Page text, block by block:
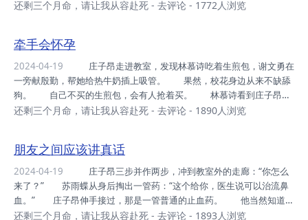
左等右等，没等到女孩的回复。 庄子昂只好去打了盆水，做起了卫
后，庄子昂满怀期待地拿起手机，却依然没有收到苏雨蝶的回复。
大晚上的，忙什么呢？ 他盯着屏幕看了十几秒，终于将心一横，打
了个电话过去。 对不起，您所拨打的电话不在服务区，请稍后再
拨。 SOrry！The SUbSCribe...
还剩三个月命，请让我从容赴死 - 去评论 - 1772人浏览
牵手会怀孕
2024-04-19
一旁献殷勤，帮她给热牛奶插上吸管。 果然，校花身边从来不缺舔
狗。 自己不买的生煎包，会有人抢着买。 林慕诗看到庄子昂，
神情有些不自然，她开口道：“庄子昂，我说我不要，谢文勇非要给我
明明是同一家店的生煎包，总感觉以前庄子昂买的好吃一些。 林
慕诗每天上学放学，有专门的司机接送。 她刚才路过校门外的公交
站，从车窗看到过庄子昂，当时他手里端着两杯豆浆。 林大校花以
为，其中有一杯，肯定是给她买的。 岂料此时...
还剩三个月命，请让我从容赴死 - 去评论 - 1890人浏览
朋友之间应该讲真话
2024-04-19
来了？” 苏雨蝶从身后掏出一管药：“这个给你，医生说可以治流鼻
血。” 庄子昂伸手接过，那是一管普通的止血药。 他当然知道，
自己的病，这药治不了。 但还是浅浅一笑：“谢谢你。” “离上课
还剩三个月命，请让我从容赴死 - 去评论 - 1893人浏览